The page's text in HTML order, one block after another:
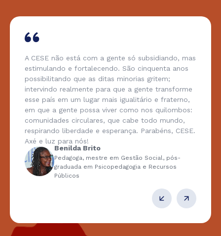
A CESE não está com a gente só subsidiando, mas
estimulando e fortalecendo. São cinquenta anos
possibilitando que as ditas minorias gritem;
intervindo realmente para que a gente transforme
esse país em um lugar mais igualitário e fraterno,
em que a gente possa viver como nos quilombos:
comunidades circulares, que cabe todo mundo,
respirando liberdade e esperança. Parabéns, CESE.
Axé e luz para nós!
Benilda Brito
Pedagoga, mestre em Gestão Social, pós-
graduada em Psicopedagogia e Recursos
Públicos